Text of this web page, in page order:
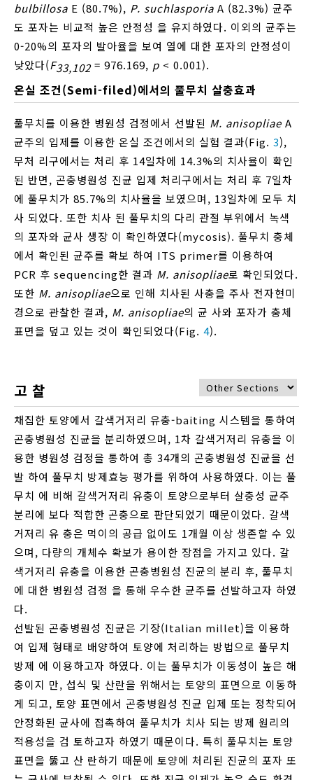
bulbillosa E (80.7%), P. suchlasporia A (82.3%) 균주
도 포자는 비교적 높은 안정성 을 유지하였다. 이외의 균주는
0-20%의 포자의 발아율을 보여 열에 대한 포자의 안정성이
낮았다(F33,102= 976.169, p < 0.001).
온실 조건(Semi-filed)에서의 풀무치 살충효과
풀무치를 이용한 병원성 검정에서 선발된 M. anisopliae A
균주의 입제를 이용한 온실 조건에서의 실험 결과(Fig. 3),
무처 리구에서는 처리 후 14일차에 14.3%의 치사율이 확인
된 반면, 곤충병원성 진균 입제 처리구에서는 처리 후 7일차
에 풀무치가 85.7%의 치사율을 보였으며, 13일차에 모두 치
사 되었다. 또한 치사 된 풀무치의 다리 관절 부위에서 녹색
의 포자와 균사 생장 이 확인하였다(mycosis). 풀무치 충체
에서 확인된 균주를 확보 하여 ITS primer를 이용하여
PCR 후 sequencing한 결과 M. anisopliae로 확인되었다.
또한 M. anisopliae으로 인해 치사된 사충을 주사 전자현미
경으로 관찰한 결과, M. anisopliae의 균 사와 포자가 충체
표면을 덮고 있는 것이 확인되었다(Fig. 4).
고 찰
채집한 토양에서 갈색거저리 유충-baiting 시스템을 통하여
곤충병원성 진균을 분리하였으며, 1차 갈색거저리 유충을 이
용한 병원성 검정을 통하여 총 34개의 곤충병원성 진균을 선
발 하여 풀무치 방제효능 평가를 위하여 사용하였다. 이는 풀
무치 에 비해 갈색거저리 유충이 토양으로부터 살충성 균주
분리에 보다 적합한 곤충으로 판단되었기 때문이었다. 갈색
거저리 유 충은 먹이의 공급 없이도 1개월 이상 생존할 수 있
으며, 다량의 개체수 확보가 용이한 장점을 가지고 있다. 갈
색거저리 유충을 이용한 곤충병원성 진균의 분리 후, 풀무치
에 대한 병원성 검정 을 통해 우수한 균주를 선발하고자 하였
다.
선발된 곤충병원성 진균은 기장(Italian millet)을 이용하
여 입제 형태로 배양하여 토양에 처리하는 방법으로 풀무치
방제 에 이용하고자 하였다. 이는 풀무치가 이동성이 높은 해
충이지 만, 섭식 및 산란을 위해서는 토양의 표면으로 이동하
게 되고, 토양 표면에서 곤충병원성 진균 입제 또는 정착되어
안정화된 균사에 접촉하여 풀무치가 치사 되는 방제 원리의
적용성을 검 토하고자 하였기 때문이다. 특히 풀무치는 토양
표면을 뚫고 산 란하기 때문에 토양에 처리된 진균의 포자 또